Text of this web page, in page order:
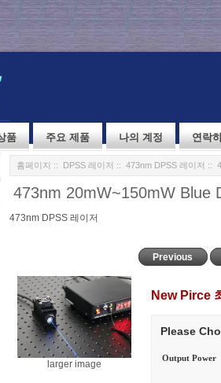
품 주요 제품 나의 계정 연락
홈페이지 :: DPSS 레이저 :: 473nm DPSS 레이저 ::
473nm 20mW~150mW Blue
473nm DPSS 레이저
Previous
larger image
New Pirce
Please
Output Power